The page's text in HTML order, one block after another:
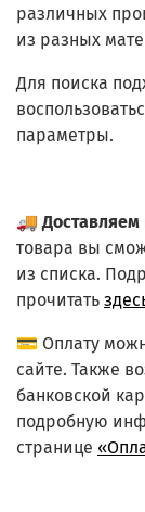
различных
из разных
Для поиска
параметры.
🚚Доставляем
товара вы
из списка.
прочитать
💳 Оплату
сайте. Также
банковской
подробную
странице